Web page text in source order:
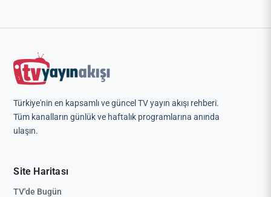
Türkiye'nin en kapsamlı ve güncel TV yayın akışı rehberi.
Tüm kanalların günlük ve haftalık programlarına anında
ulaşın.
Site Haritası
TV'de Bugün